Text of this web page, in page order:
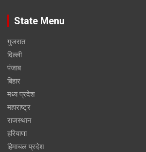
State Menu
गुजरात
दिल्ली
पंजाब
बिहार
मध्य प्रदेश
महाराष्ट्र
राजस्थान
हरियाणा
हिमाचल प्रदेश